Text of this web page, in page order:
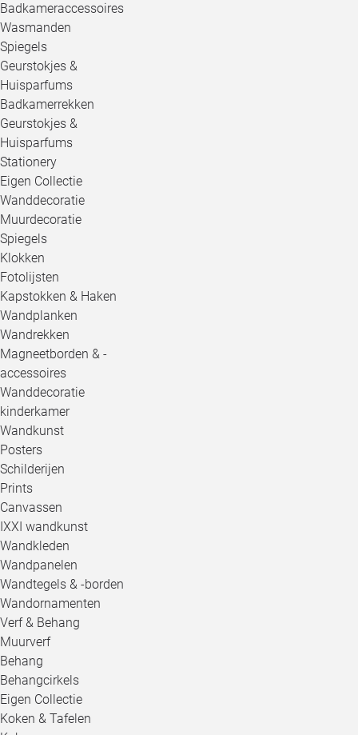
Badkameraccessoires
Wasmanden
Spiegels
Geurstokjes &
Huisparfums
Badkamerrekken
Geurstokjes &
Huisparfums
Stationery
Eigen Collectie
Wanddecoratie
Muurdecoratie
Spiegels
Klokken
Fotolijsten
Kapstokken & Haken
Wandplanken
Wandrekken
Magneetborden & -
accessoires
Wanddecoratie
kinderkamer
Wandkunst
Posters
Schilderijen
Prints
Canvassen
IXXI wandkunst
Wandkleden
Wandpanelen
Wandtegels & -borden
Wandornamenten
Verf & Behang
Muurverf
Behang
Behangcirkels
Eigen Collectie
Koken & Tafelen